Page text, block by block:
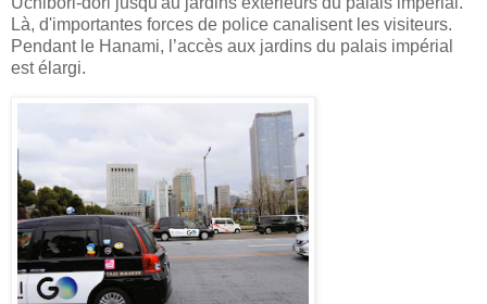
Là, d'importantes forces de police canalisent les visiteurs.
Pendant le Hanami, l’accès aux jardins du palais impérial
est élargi.